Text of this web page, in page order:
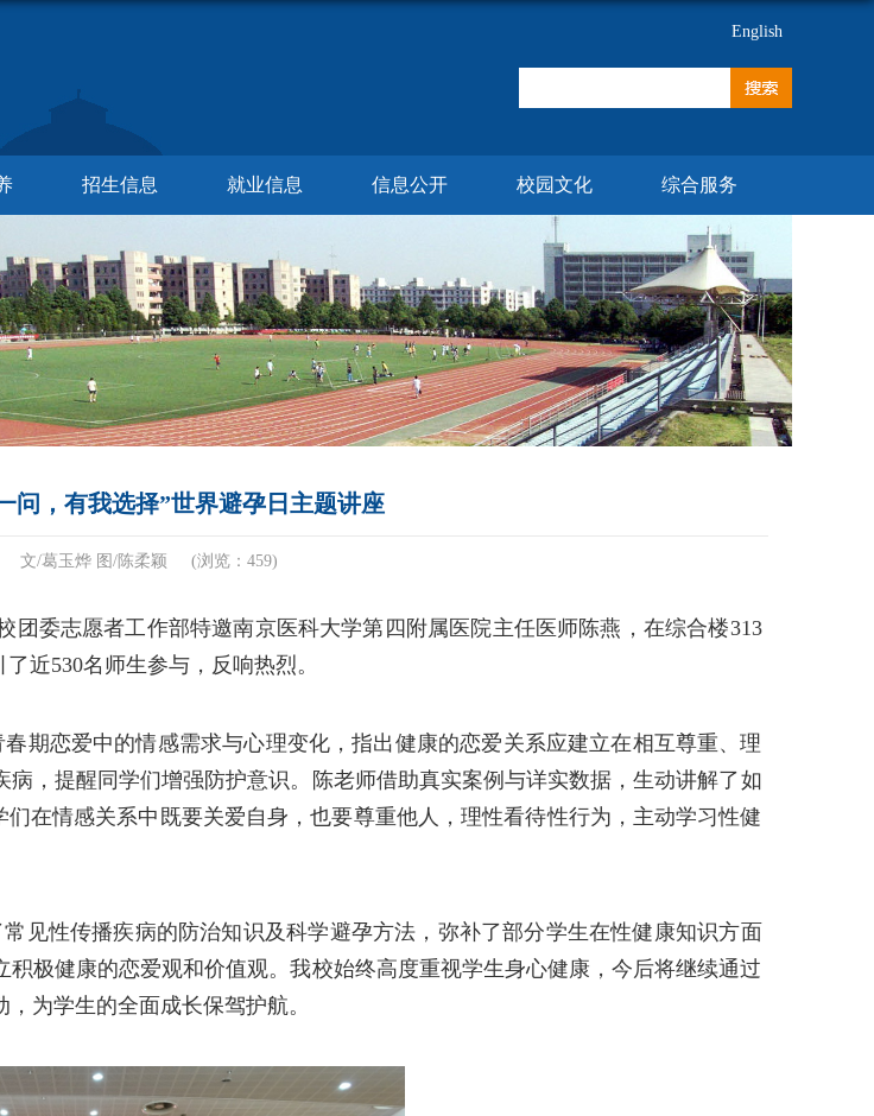
English
招生信息 就业信息 信息公开 校园文化 综合服务
问，有我选择”世界避孕日主题讲座
文/葛玉烨 图/陈柔颖 (浏览： 459)
团委志愿者工作部特邀南京医科大学第四附属医院主任医师陈燕，在综合楼313
近530名师生参与，反响热烈。
期恋爱中的情感需求与心理变化，指出健康的恋爱关系应建立在相互尊重、理
，提醒同学们增强防护意识。
陈老师借助真实案例与详实数据，生动讲解了如
在情感关系中既要关爱自身，也要尊重他人，理性看待性行为，主动学习性健
见性传播疾病的防治知识及科学避孕方法，弥补了部分学生在性健康知识方面
极健康的恋爱观和价值观。我校始终高度重视学生身心健康，今后将继续通过
为学生的全面成长保驾护航。